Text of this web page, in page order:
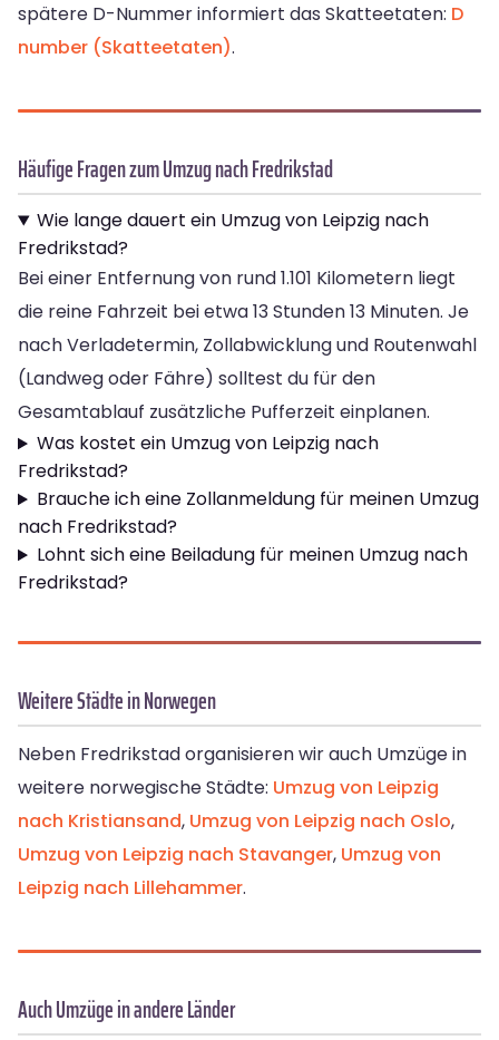
spätere D-Nummer informiert das Skatteetaten: D
number (Skatteetaten).
Häufige Fragen zum Umzug nach Fredrikstad
Wie lange dauert ein Umzug von Leipzig nach
Fredrikstad?
Bei einer Entfernung von rund 1.101 Kilometern liegt
die reine Fahrzeit bei etwa 13 Stunden 13 Minuten. Je
nach Verladetermin, Zollabwicklung und Routenwahl
(Landweg oder Fähre) solltest du für den
Gesamtablauf zusätzliche Pufferzeit einplanen.
Was kostet ein Umzug von Leipzig nach
Fredrikstad?
Brauche ich eine Zollanmeldung für meinen Umzug
nach Fredrikstad?
Lohnt sich eine Beiladung für meinen Umzug nach
Fredrikstad?
Weitere Städte in Norwegen
Neben Fredrikstad organisieren wir auch Umzüge in
weitere norwegische Städte: Umzug von Leipzig
nach Kristiansand, Umzug von Leipzig nach Oslo,
Umzug von Leipzig nach Stavanger, Umzug von
Leipzig nach Lillehammer.
Auch Umzüge in andere Länder